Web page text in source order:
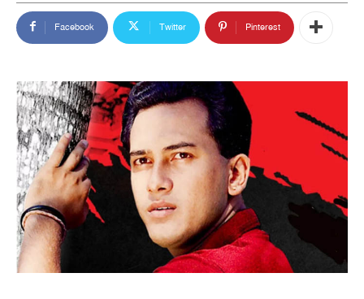
Facebook Twitter Pinterest